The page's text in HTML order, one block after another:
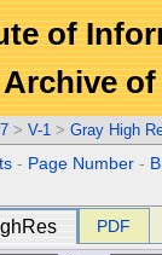
of
> V-1 > Gray High
- Page Number -
PDF